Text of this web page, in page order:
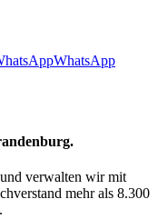
WhatsApp
verwalten wir mit
mehr als 8.300